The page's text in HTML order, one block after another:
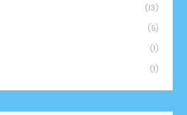
(13)
(5)
(1)
(1)